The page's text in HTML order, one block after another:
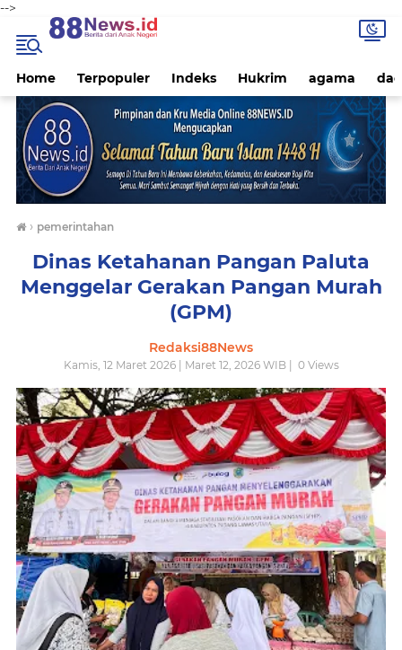
-->
Home Terpopuler Indeks Hukrim agama
› pemerintahan
Dinas Ketahanan Pangan Paluta
Menggelar Gerakan Pangan Murah
(GPM)
Redaksi88News
Kamis, 12 Maret 2026 | Maret 12, 2026 WIB | 0Views